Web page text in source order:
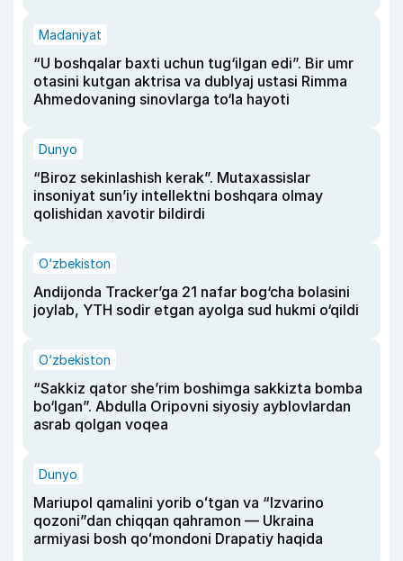
Madaniyat
“U boshqalar baxti uchun tug‘ilgan edi”. Bir umr
otasini kutgan aktrisa va dublyaj ustasi Rimma
Ahmedovaning sinovlarga to‘la hayoti
Dunyo
“Biroz sekinlashish kerak”. Mutaxassislar
insoniyat sun’iy intellektni boshqara olmay
qolishidan xavotir bildirdi
O‘zbekiston
Andijonda Tracker’ga 21 nafar bog‘cha bolasini
joylab, YTH sodir etgan ayolga sud hukmi o‘qildi
O‘zbekiston
“Sakkiz qator she’rim boshimga sakkizta bomba
bo‘lgan”. Abdulla Oripovni siyosiy ayblovlardan
asrab qolgan voqea
Dunyo
Mariupol qamalini yorib oʻtgan va “Izvarino
qozoni”dan chiqqan qahramon — Ukraina
armiyasi bosh qoʻmondoni Drapatiy haqida